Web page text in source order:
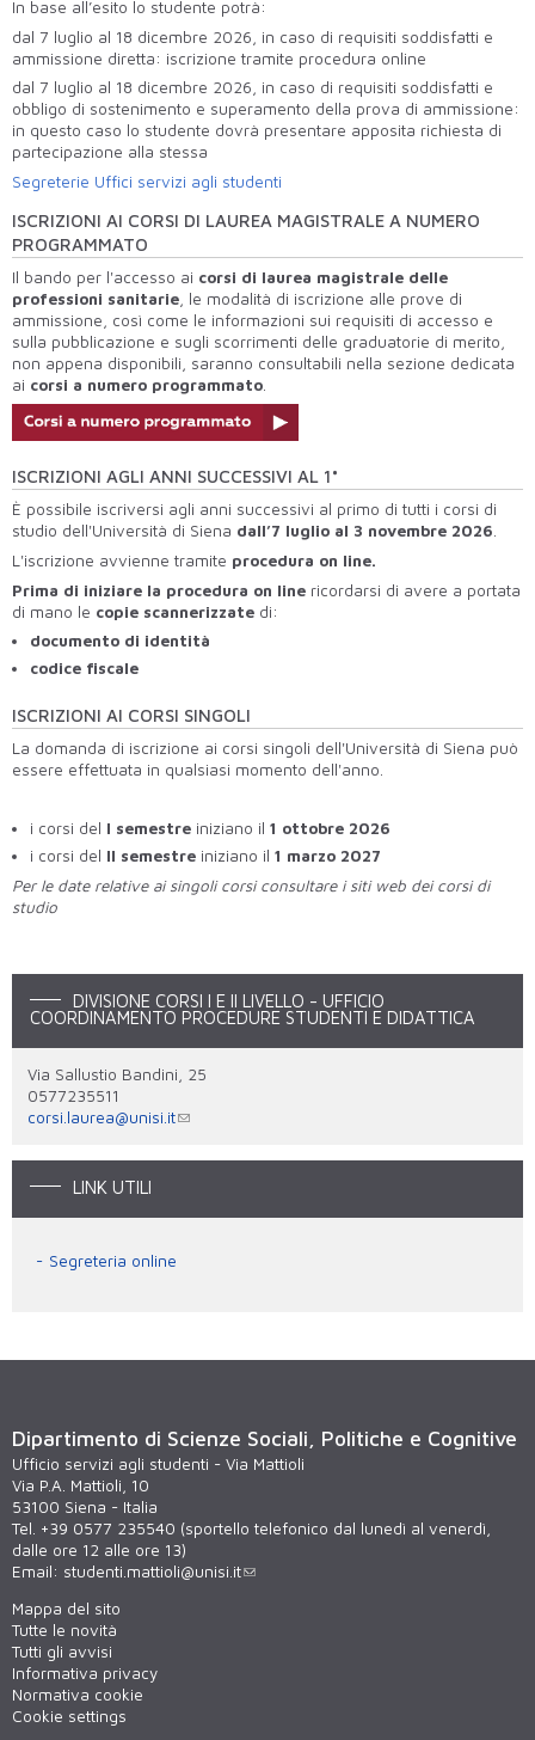
In base all’esito lo studente potrà:
dal 7 luglio al 18 dicembre 2026, in caso di requisiti soddisfatti e
ammissione diretta: iscrizione tramite procedura online
dal 7 luglio al 18 dicembre 2026, in caso di requisiti soddisfatti e
obbligo di sostenimento e superamento della prova di ammissione:
in questo caso lo studente dovrà presentare apposita richiesta di
partecipazione alla stessa
Segreterie Uffici servizi agli studenti
ISCRIZIONI AI CORSI DI LAUREA MAGISTRALE A NUMERO
PROGRAMMATO
Il bando per l'accesso ai corsi di laurea magistrale delle
professioni sanitarie , le modalità di iscrizione alle prove di
ammissione, così come le informazioni sui requisiti di accesso e
sulla pubblicazione e sugli scorrimenti delle graduatorie di merito,
non appena disponibili, saranno consultabili nella sezione dedicata
ai corsi a numero programmato
ISCRIZIONI AGLI ANNI SUCCESSIVI AL 1°
È possibile iscriversi agli anni successivi al primo di tutti i corsi di
studio dell'Università di Siena dall’7 luglio al 3 novembre 2026.
L'iscrizione avvienne tramite procedura on line.
Prima di iniziare la procedura on line ricordarsi di avere a portata
di mano le copie scannerizzate di:
documento di identità
codice fiscale
ISCRIZIONI AI CORSI SINGOLI
La domanda di iscrizione ai corsi singoli dell'Università di Siena può
essere effettuata in qualsiasi momento dell'anno.
i corsi del I semestre iniziano il 1 ottobre 2026
i corsi del II semestre iniziano il 1 marzo 2027
Per le date relative ai singoli corsi consultare i siti web dei corsi di
studio
DIVISIONE CORSI I E II LIVELLO - UFFICIO
COORDINAMENTO PROCEDURE STUDENTI E DIDATTICA
Via Sallustio Bandini, 25
0577235511
corsi.laurea@unisi.it
LINK UTILI
Segreteria online
Dipartimento di Scienze Sociali, Politiche e Cognitive
Ufficio servizi agli studenti - Via Mattioli
Via P.A. Mattioli, 10
53100 Siena - Italia
Tel. +39 0577 235540 (sportello telefonico dal lunedì al venerdì,
dalle ore 12 alle ore 13)
Email: studenti.mattioli@unisi.it
Mappa del sito
Tutte le novità
Tutti gli avvisi
Informativa privacy
Normativa cookie
Cookie settings